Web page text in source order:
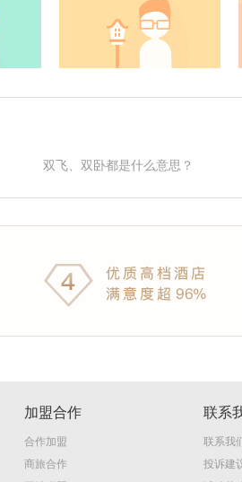
双飞、双卧都是什么意思？
加盟合作
合作加盟
商旅合作
联系
联系我
投诉建